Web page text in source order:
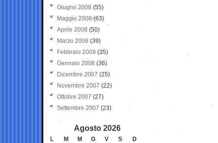
Giugno 2008 (55)
Maggio 2008(63)
Aprile 2008 (50)
Marzo 2008 (39)
Febbraio 2008 (35)
Gennaio 2008 (36)
Dicembre 2007 (25)
Novembre 2007 (22)
Ottobre 2007 (27)
Settembre 2007 (23)
Agosto 2026
L M M G V S
D